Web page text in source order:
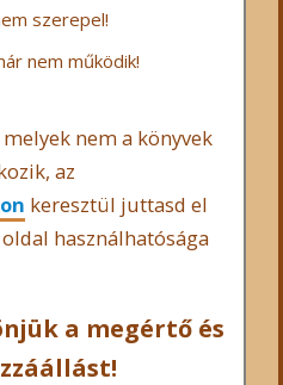
szerepel!
nem működik!
nem a könyvek
az
keresztül juttasd el
használhatósága
a megértő és